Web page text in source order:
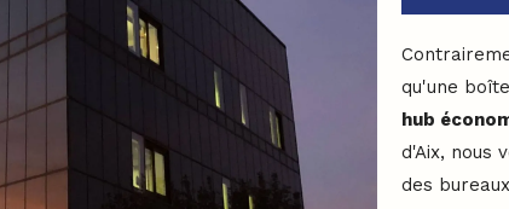
qu'une
hub
d'Aix, nous
des